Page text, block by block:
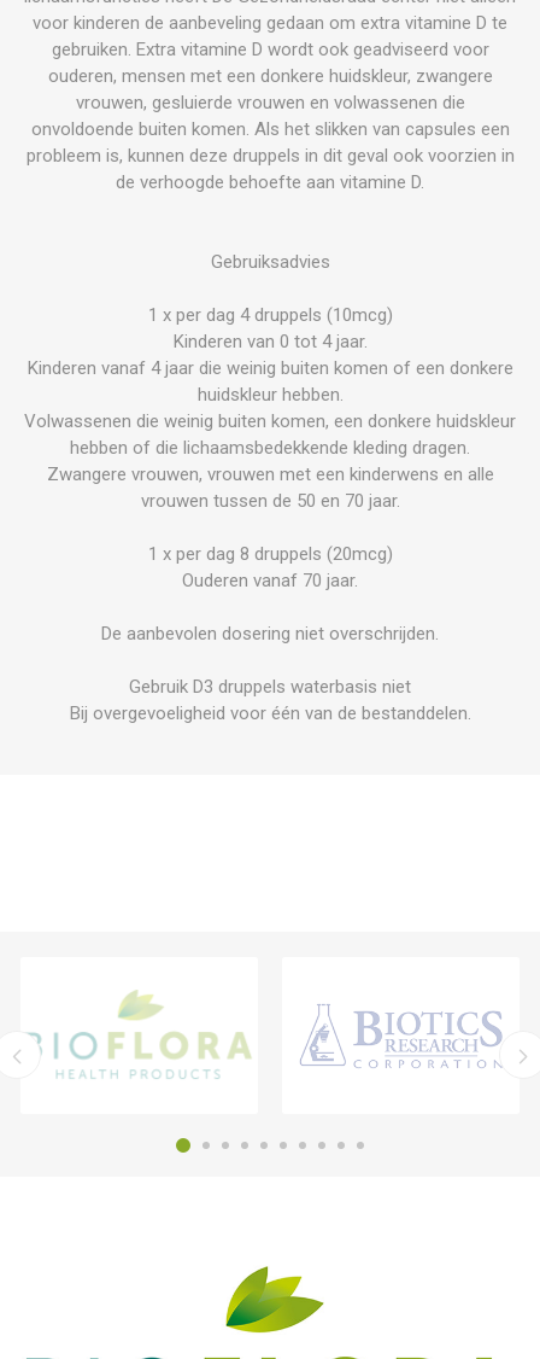
voor kinderen de aanbeveling gedaan om extra vitamine D te
gebruiken. Extra vitamine D wordt ook geadviseerd voor
ouderen, mensen met een donkere huidskleur, zwangere
vrouwen, gesluierde vrouwen en volwassenen die
onvoldoende buiten komen. Als het slikken van capsules een
probleem is, kunnen deze druppels in dit geval ook voorzien in
de verhoogde behoefte aan vitamine D.
Gebruiksadvies
1 x per dag 4 druppels (10mcg)
Kinderen van 0 tot 4 jaar.
Kinderen vanaf 4 jaar die weinig buiten komen of een donkere
huidskleur hebben.
Volwassenen die weinig buiten komen, een donkere huidskleur
hebben of die lichaamsbedekkende kleding dragen.
Zwangere vrouwen, vrouwen met een kinderwens en alle
vrouwen tussen de 50 en 70 jaar.
1 x per dag 8 druppels (20mcg)
Ouderen vanaf 70 jaar.
De aanbevolen dosering niet overschrijden.
Gebruik D3 druppels waterbasis niet
Bij overgevoeligheid voor één van de bestanddelen.